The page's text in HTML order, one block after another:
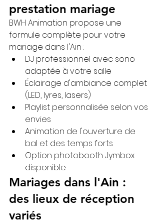
prestation mariage
BWH Animation propose une
formule complète pour votre
mariage dans l'Ain :
DJ professionnel avec sono
adaptée à votre salle
Éclairage d'ambiance complet
(LED, lyres, lasers)
Playlist personnalisée selon vos
envies
Animation de l'ouverture de
bal et des temps forts
Option photobooth Jymbox
disponible
Mariages dans l'Ain :
des lieux de réception
variés